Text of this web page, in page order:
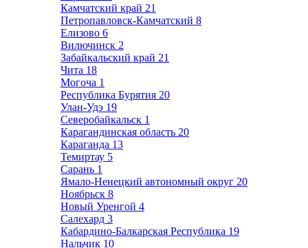
Камчатский край 21
Петропавловск-Камчатский 8
Елизово 6
Вилючинск 2
Забайкальский край 21
Чита 18
Могоча 1
Республика Бурятия 20
Улан-Удэ 19
Северобайкальск 1
Карагандинская область 20
Караганда 13
Темиртау 5
Сарань 1
Ямало-Ненецкий автономный округ 20
Ноябрьск 8
Новый Уренгой 4
Салехард 3
Кабардино-Балкарская Республика 19
Нальчик 10